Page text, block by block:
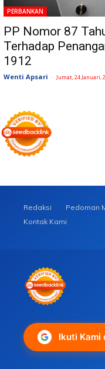
PERBANKAN
PP Nomor 87
Terhadap
1912
Wenti Apsari - Jumat, 24 Januari,
Redaksi Pedoman
Kontak Kami
Ikuti Kami